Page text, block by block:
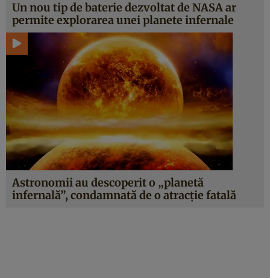
Un nou tip de baterie dezvoltat de NASA ar
permite explorarea unei planete infernale
Astronomii au descoperit o „planetă
infernală”, condamnată de o atracție fatală